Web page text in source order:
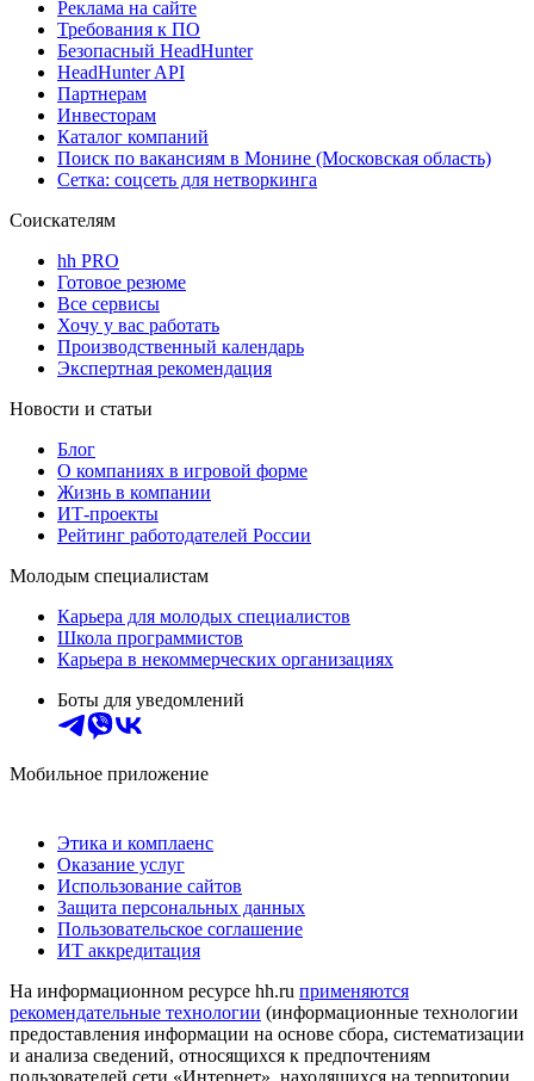
Реклама на сайте
Требования к ПО
Безопасный HeadHunter
HeadHunter API
Партнерам
Инвесторам
Каталог компаний
Поиск по вакансиям в Монине (Московская область)
Сетка: соцсеть для нетворкинга
Соискателям
hh PRO
Готовое резюме
Все сервисы
Хочу у вас работать
Производственный календарь
Экспертная рекомендация
Новости и статьи
Блог
О компаниях в игровой форме
Жизнь в компании
ИТ-проекты
Рейтинг работодателей России
Молодым специалистам
Карьера для молодых специалистов
Школа программистов
Карьера в некоммерческих организациях
Боты для уведомлений
Мобильное приложение
Этика и комплаенс
Оказание услуг
Использование сайтов
Защита персональных данных
Пользовательское соглашение
ИТ аккредитация
На информационном ресурсе hh.ru применяются
рекомендательные технологии (информационные технологии
предоставления информации на основе сбора, систематизации
и анализа сведений, относящихся к предпочтениям
пользователей сети «Интернет», находящихся на территории